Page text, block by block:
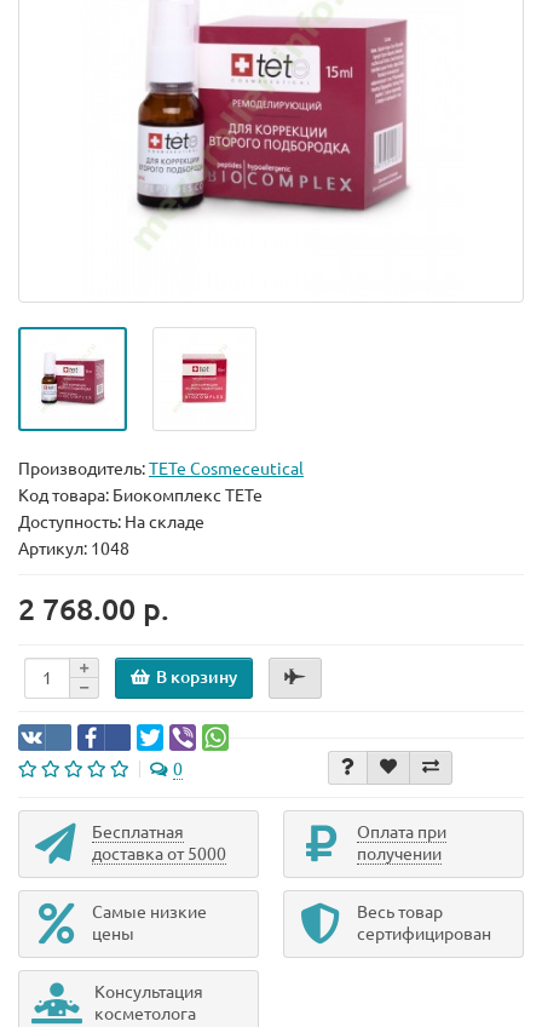
Производитель:TETe Cosmeceutical
Код товара: Биокомплекс TETe
Доступность: На складе
Артикул: 1048
2 768.00 р.
В корзину
0
Бесплатная
доставка от 5000
Оплата при
получении
Самые низкие
цены
Весь товар
сертифицирован
Консультация
косметолога